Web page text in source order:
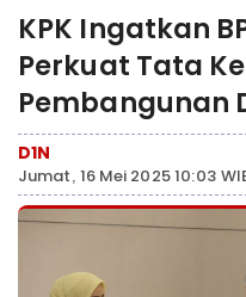
KPK Ingatkan
Perkuat Tata
Pembangunan
D1N
Jumat, 16 Mei 2025 10:03